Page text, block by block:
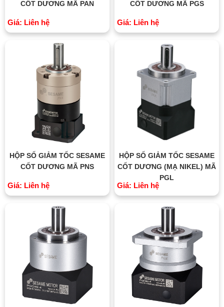
CỐT DƯƠNG MÃ PAN
Giá: Liên hệ
CỐT DƯƠNG MÃ PGS
Giá: Liên hệ
HỘP SỐ GIẢM TỐC SESAME
CỐT DƯƠNG MÃ PNS
Giá: Liên hệ
HỘP SỐ GIẢM TỐC SESAME
CỐT DƯƠNG (MẠ NIKEL) MÃ
PGL
Giá: Liên hệ